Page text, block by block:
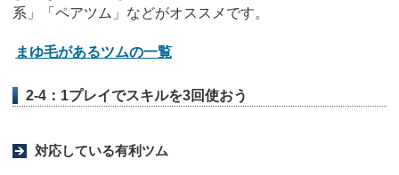
系」「ペアツム」などがオススメです。
まゆ毛があるツムの一覧
2-4：1プレイでスキルを3回使おう
対応している有利ツム